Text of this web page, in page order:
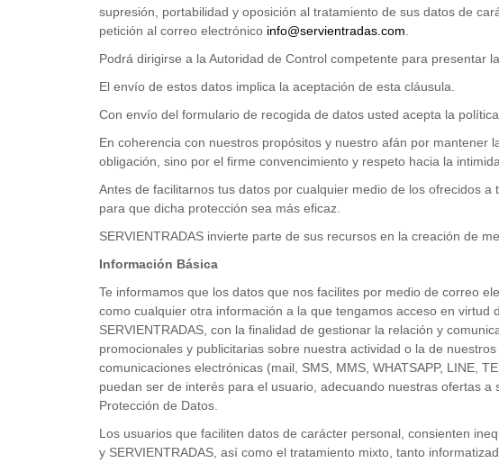
supresión, portabilidad y oposición al tratamiento de sus datos de
petición al correo electrónico info@servientradas.com
Podrá dirigirse a la Autoridad de Control competente para presentar
El envío de estos datos implica la aceptación de esta cláusula.
Con envío del formulario de recogida de datos usted acepta la
En coherencia con nuestros propósitos y nuestro afán por
obligación, sino por el firme convencimiento y respeto hacia la
Antes de facilitarnos tus datos por cualquier medio de los ofrecidos
para que dicha protección sea más eficaz.
SERVIENTRADAS invierte parte de sus recursos en la creación de
Información Básica
Te informamos que los datos que nos facilites por medio de correo
como cualquier otra información a la que tengamos acceso en
SERVIENTRADAS, con la finalidad de gestionar la relación y
promocionales y publicitarias sobre nuestra actividad o la de
comunicaciones electrónicas (mail, SMS, MMS, WHATSAPP, LINE,
puedan ser de interés para el usuario, adecuando nuestras ofertas
Protección de Datos.
Los usuarios que faciliten datos de carácter personal, consienten
y SERVIENTRADAS, así como el tratamiento mixto, tanto